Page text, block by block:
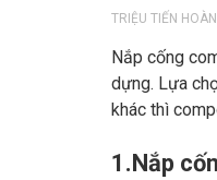
TRIỆU TIẾN
Nắp cống
dựng. Lựa
khác thì
1.Nắp